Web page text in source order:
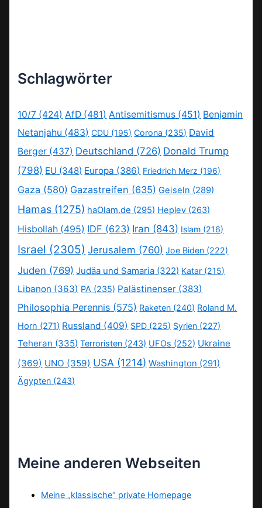
Schlagwörter
10/7 (424) AfD (481) Antisemitismus (451) Benjamin
Netanjahu (483) CDU (195) Corona (235) David
Berger (437) Deutschland (726) Donald Trump
(798) EU (348) Europa (386) Friedrich Merz (196)
Gaza (580) Gazastreifen (635) Geiseln (289)
Hamas (1275) haOlam.de (295) Heplev (263)
Hisbollah (495) IDF (623) Iran (843) Islam (216)
Israel (2305) Jerusalem (760) Joe Biden (222)
Juden (769) Judäa und Samaria (322) Katar (215)
Libanon (363) PA (235) Palästinenser (383)
Philosophia Perennis (575) Raketen (240) Roland M.
Horn (271) Russland (409) SPD (225) Syrien (227)
Teheran (335) Terroristen (243) UFOs (252) Ukraine
(369) UNO (359) USA (1214) Washington (291)
Ägypten (243)
Meine anderen Webseiten
Meine „klassische“ private Homepage